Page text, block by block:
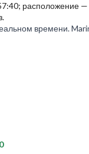
расположение
времени.